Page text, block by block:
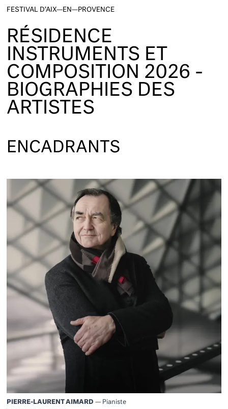
FESTIVAL D’AIX—EN—PROVENCE
RÉSIDENCE
INSTRUMENTS ET
COMPOSITION 2026 -
BIOGRAPHIES DES
ARTISTES
ENCADRANTS
PIERRE-LAURENT AIMARD
PIERRE-LAURENT AIMARD — Pianiste